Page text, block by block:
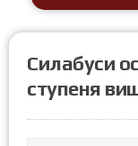
Силабуси
ступеня